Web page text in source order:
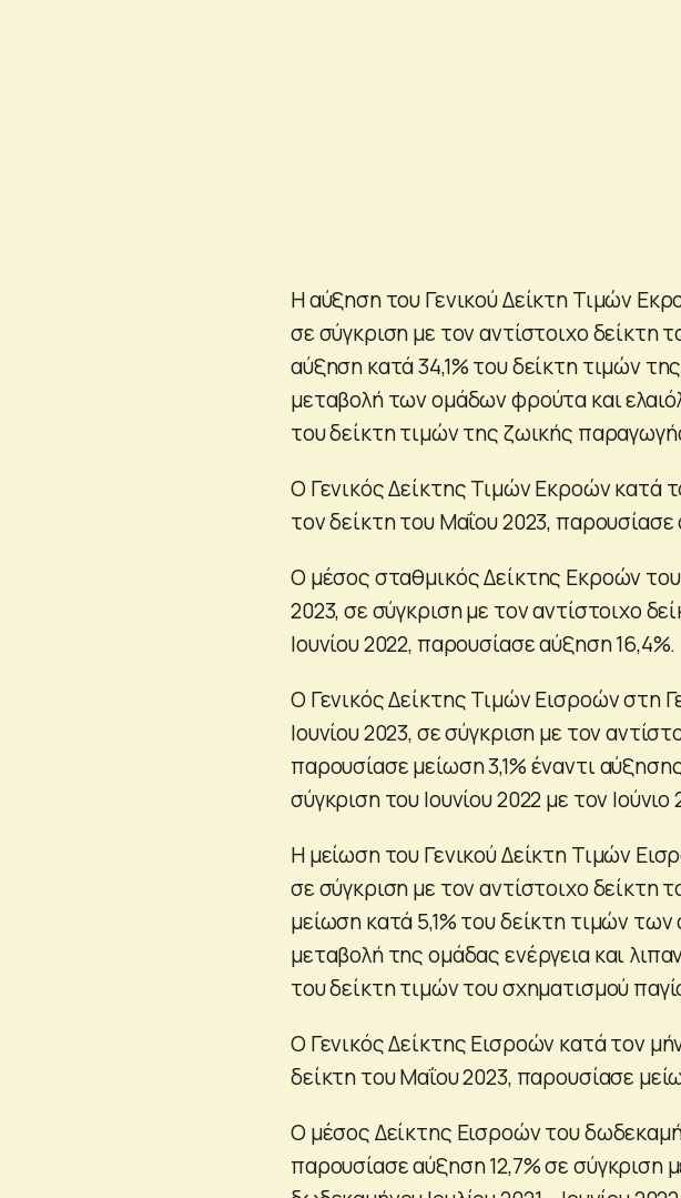
Η αύξηση του Γενικού Δείκτη Τιμών
σε σύγκριση με τον αντίστοιχο δείκτη
αύξηση κατά 34,1% του δείκτη τιμών
μεταβολή των ομάδων φρούτα και
του δείκτη τιμών της ζωικής
Ο Γενικός Δείκτης Τιμών Εκροών κατά
τον δείκτη του Μαΐου 2023,
Ο μέσος σταθμικός Δείκτης Εκροών του
2023, σε σύγκριση με τον αντίστοιχο
Ιουνίου 2022, παρουσίασε αύξηση 16,4%.
Ο Γενικός Δείκτης Τιμών Εισροών στη
Ιουνίου 2023, σε σύγκριση με τον
παρουσίασε μείωση 3,1% έναντι
σύγκριση του Ιουνίου 2022 με τον Ιούνιο
Η μείωση του Γενικού Δείκτη Τιμών
σε σύγκριση με τον αντίστοιχο δείκτη
μείωση κατά 5,1% του δείκτη τιμών
μεταβολή της ομάδας ενέργεια και
του δείκτη τιμών του σχηματισμού
Ο Γενικός Δείκτης Εισροών κατά τον
δείκτη του Μαΐου 2023, παρουσίασε
Ο μέσος Δείκτης Εισροών του
παρουσίασε αύξηση 12,7% σε σύγκριση